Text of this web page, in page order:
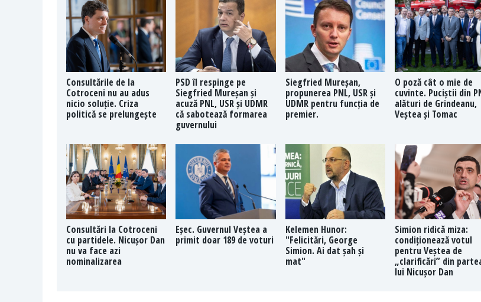
Consultările de la
Cotroceni nu au adus
nicio soluție. Criza
politică se prelungește
PSD îl respinge pe
Siegfried Mureșan și
acuză PNL, USR și UDMR
că sabotează formarea
guvernului
Siegfried Mureșan,
propunerea PNL, USR și
UDMR pentru funcția de
premier.
O poză cât o mie de
cuvinte. Puciștii din
alături de Grindeanu,
Veștea și Tomac
Consultări la Cotroceni
cu partidele. Nicușor Dan
nu va face azi
nominalizarea
Eșec. Guvernul Veștea a
primit doar 189 de voturi
Kelemen Hunor:
"Felicitări, George
Simion. Ai dat șah și
mat"
Simion ridică miza:
condiționează votul
pentru Veștea de
„clarificări” din
lui Nicușor Dan